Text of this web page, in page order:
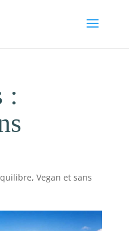
:
, Vegan et sans